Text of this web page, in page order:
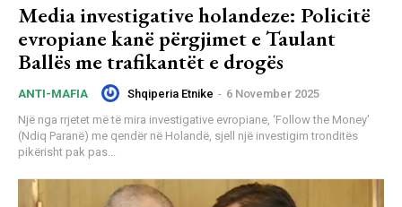
Media investigative holandeze: Policitë
evropiane kanë përgjimet e Taulant
Ballës me trafikantët e drogës
ANTI-MAFIA Shqiperia Etnike - 6 November 2025
Një nga rrjetet më të mira investigative evropiane, ‘Follow the Money’
(Ndiq Paranë) me qendër në Holandë, sjell një investigim tronditës
pikërisht pak pas...